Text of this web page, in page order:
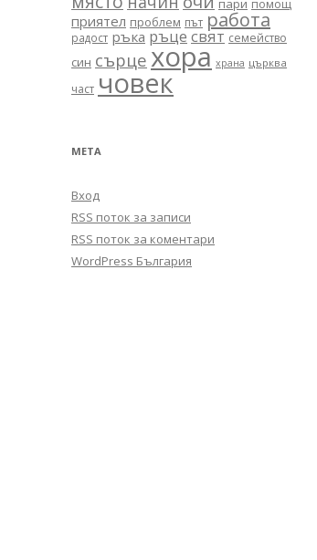
пари помощ
приятел проблем път работа
радост ръка ръце свят семейство
син сърце хора храна църква
част човек
МЕТА
Вход
RSS поток за записи
RSS поток за коментари
WordPress България